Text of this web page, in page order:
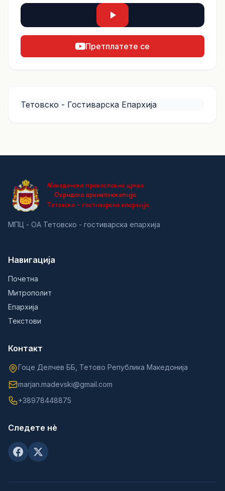
Претплатете се
Тетовско - Гостиварска Епархија
МПЦ - ОА Тетовско - гостиварска епархија
Навигација
Почетна
Митрополит
Епархија
Текстови
Контакт
Гоце Делчев ББ, Тетово Република Македонија
marjan.madevski@gmail.com
+38978448875
Следете нè